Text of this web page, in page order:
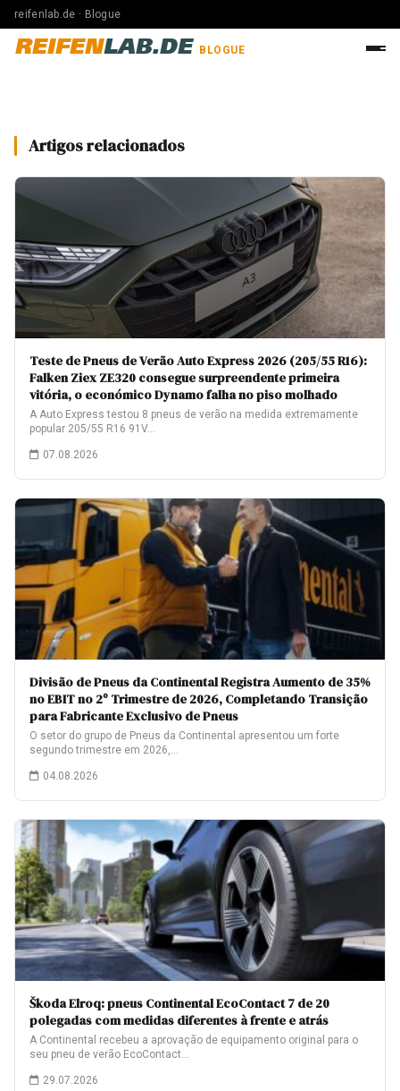
reifenlab.de · Blogue
REIFENLAB.DE BLOGUE
Artigos relacionados
Teste de Pneus de Verão Auto Express 2026 (205/55 R16):
Falken Ziex ZE320 consegue surpreendente primeira
vitória, o económico Dynamo falha no piso molhado
A Auto Express testou 8 pneus de verão na medida extremamente
popular 205/55 R16 91V…
07.08.2026
Divisão de Pneus da Continental Registra Aumento de 35%
no EBIT no 2º Trimestre de 2026, Completando Transição
para Fabricante Exclusivo de Pneus
O setor do grupo de Pneus da Continental apresentou um forte
segundo trimestre em 2026,…
04.08.2026
Škoda Elroq: pneus Continental EcoContact 7 de 20
polegadas com medidas diferentes à frente e atrás
A Continental recebeu a aprovação de equipamento original para o
seu pneu de verão EcoContact…
29.07.2026